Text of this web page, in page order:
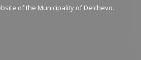
of the Municipality of Delchevo.